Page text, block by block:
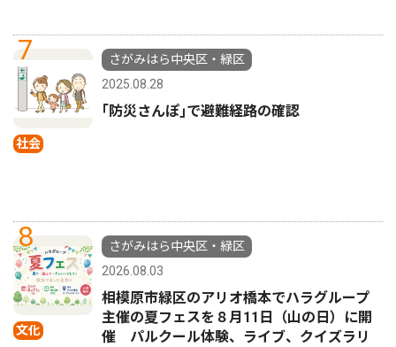
7
社会
さがみはら中央区・緑区
2025.08.28
｢防災さんぽ｣で避難経路の確認
8
文化
さがみはら中央区・緑区
2026.08.03
相模原市緑区のアリオ橋本でハラグループ
主催の夏フェスを８月11日（山の日）に開
催 パルクール体験、ライブ、クイズラリ